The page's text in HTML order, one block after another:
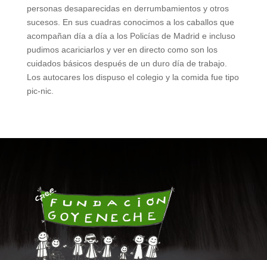
personas desaparecidas en derrumbamientos y otros
sucesos. En sus cuadras conocimos a los caballos que
acompañan día a día a los Policías de Madrid e incluso
pudimos acariciarlos y ver en directo como son los
cuidados básicos después de un duro día de trabajo.
Los autocares los dispuso el colegio y la comida fue tipo
pic-nic.